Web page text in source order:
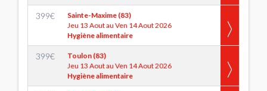
399€
Sainte-Maxime (83)
Jeu 13 Aout au Ven 14 Aout 2026
Hygiène alimentaire
399€
Toulon (83)
Jeu 13 Aout au Ven 14 Aout 2026
Hygiène alimentaire